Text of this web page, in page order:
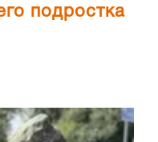
подростка